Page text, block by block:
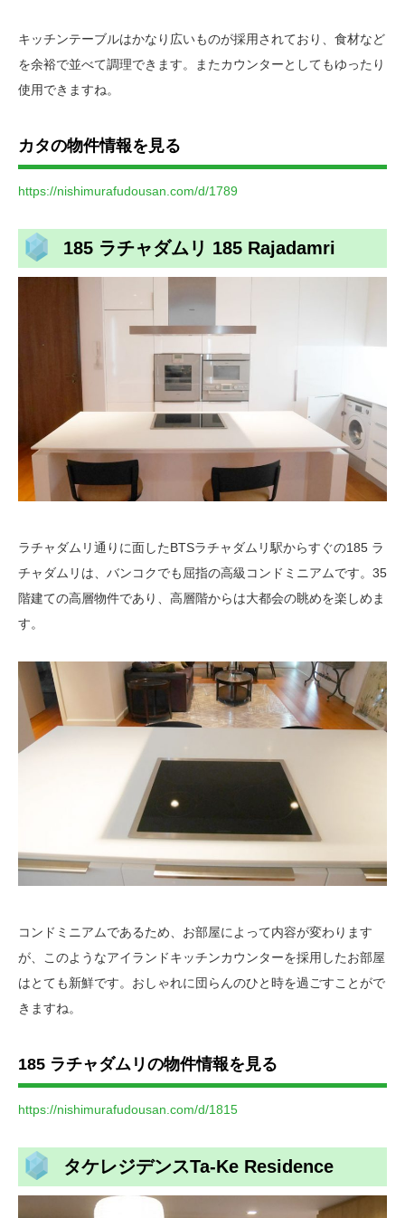
キッチンテーブルはかなり広いものが採用されており、食材など
を余裕で並べて調理できます。またカウンターとしてもゆったり
使用できますね。
カタの物件情報を見る
https://nishimurafudousan.com/d/1789
185 ラチャダムリ 185 Rajadamri
ラチャダムリ通りに面したBTSラチャダムリ駅からすぐの185 ラ
チャダムリは、バンコクでも屈指の高級コンドミニアムです。35
階建ての高層物件であり、高層階からは大都会の眺めを楽しめま
す。
コンドミニアムであるため、お部屋によって内容が変わります
が、このようなアイランドキッチンカウンターを採用したお部屋
はとても新鮮です。おしゃれに団らんのひと時を過ごすことがで
きますね。
185 ラチャダムリの物件情報を見る
https://nishimurafudousan.com/d/1815
タケレジデンスTa-Ke Residence